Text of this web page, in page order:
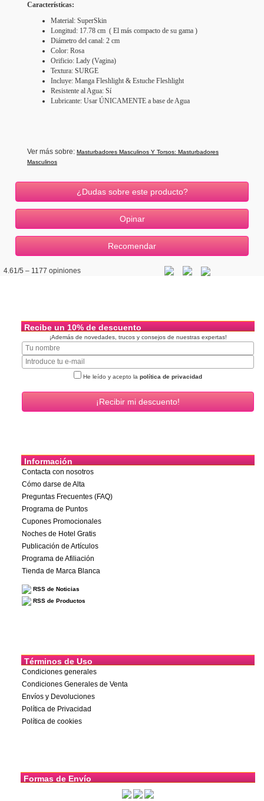
Características:
Material: SuperSkin
Longitud: 17.78 cm ( El más compacto de su gama )
Diámetro del canal: 2 cm
Color: Rosa
Orificio: Lady (Vagina)
Textura: SURGE
Incluye: Manga Fleshlight & Estuche Fleshlight
Resistente al Agua: Sí
Lubricante: Usar ÚNICAMENTE a base de Agua
Ver más sobre: Masturbadores Masculinos Y Torsos: Masturbadores
Masculinos
¿Dudas sobre este producto?
4.61/5 – 1177 opiniones
Recibe un 10% de descuento
¡Además de novedades, trucos y consejos de nuestras expertas!
He leído y acepto la política de privacidad
Información
Contacta con nosotros
Cómo darse de Alta
Preguntas Frecuentes (FAQ)
Programa de Puntos
Cupones Promocionales
Noches de Hotel Gratis
Publicación de Artículos
Programa de Afiliación
Tienda de Marca Blanca
RSS de Noticias
RSS de Productos
Términos de Uso
Condiciones generales
Condiciones Generales de Venta
Envíos y Devoluciones
Política de Privacidad
Política de cookies
Formas de Envío